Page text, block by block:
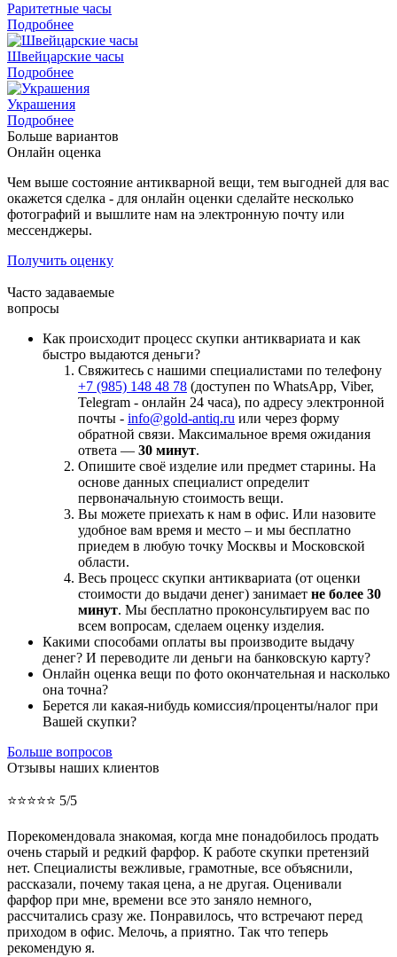
Раритетные часы
Подробнее
Швейцарские часы
Подробнее
Украшения
Подробнее
Больше вариантов
Онлайн оценка
Чем выше состояние антикварной вещи, тем выгодней для вас
окажется сделка - для онлайн оценки сделайте несколько
фотографий и вышлите нам на электронную почту или
мессенджеры.
Получить оценку
Часто задаваемые
вопросы
Как происходит процесс скупки антиквариата и как
быстро выдаются деньги?
Свяжитесь с нашими специалистами по телефону
+7 (985) 148 48 78 (доступен по WhatsApp, Viber,
Telegram - онлайн 24 часа), по адресу электронной
почты - info@gold-antiq.ru или через форму
обратной связи. Максимальное время ожидания
ответа — 30 минут.
Опишите своё изделие или предмет старины. На
основе данных специалист определит
первоначальную стоимость вещи.
Вы можете приехать к нам в офис. Или назовите
удобное вам время и место – и мы бесплатно
приедем в любую точку Москвы и Московской
области.
Весь процесс скупки антиквариата (от оценки
стоимости до выдачи денег) занимает не более 30
минут. Мы бесплатно проконсультируем вас по
всем вопросам, сделаем оценку изделия.
Какими способами оплаты вы производите выдачу
денег? И переводите ли деньги на банковскую карту?
Онлайн оценка вещи по фото окончательная и насколько
она точна?
Берется ли какая-нибудь комиссия/проценты/налог при
Вашей скупки?
Больше вопросов
Отзывы наших клиентов
⭐⭐⭐⭐⭐ 5/5
Порекомендовала знакомая, когда мне понадобилось продать
очень старый и редкий фарфор. К работе скупки претензий
нет. Специалисты вежливые, грамотные, все объяснили,
рассказали, почему такая цена, а не другая. Оценивали
фарфор при мне, времени все это заняло немного,
рассчитались сразу же. Понравилось, что встречают перед
приходом в офис. Мелочь, а приятно. Так что теперь
рекомендую я.